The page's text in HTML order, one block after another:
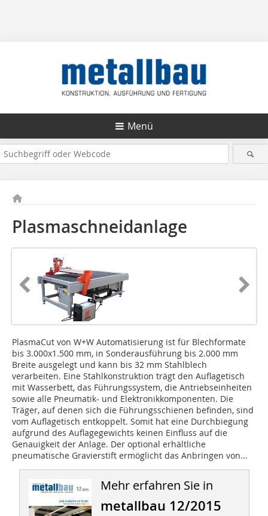
Menü
Plasmaschneidanlage
PlasmaCut von W+W Automatisierung ist für Blechformate
bis 3.000x1.500 mm, in Sonderausführung bis 2.000 mm
Breite ausgelegt und kann bis 32 mm Stahlblech
verarbeiten. Eine Stahlkonstruktion trägt den Auflagetisch
mit Wasserbett, das Führungssystem, die Antriebseinheiten
sowie alle Pneumatik- und Elektronikkomponenten. Die
Träger, auf denen sich die Führungsschienen befinden, sind
vom Auflagetisch entkoppelt. Somit hat eine Durchbiegung
aufgrund des Auflagegewichts keinen Einfluss auf die
Genauigkeit der Anlage. Der optional erhältliche
pneumatische Gravierstift ermöglicht das Anbringen von...
Mehr erfahren Sie in
metallbau 12/2015